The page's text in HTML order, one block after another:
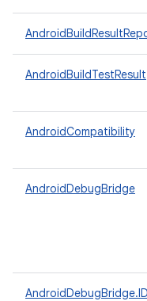
AndroidBuildTestResult
AndroidCompatibility
AndroidDebugBridge